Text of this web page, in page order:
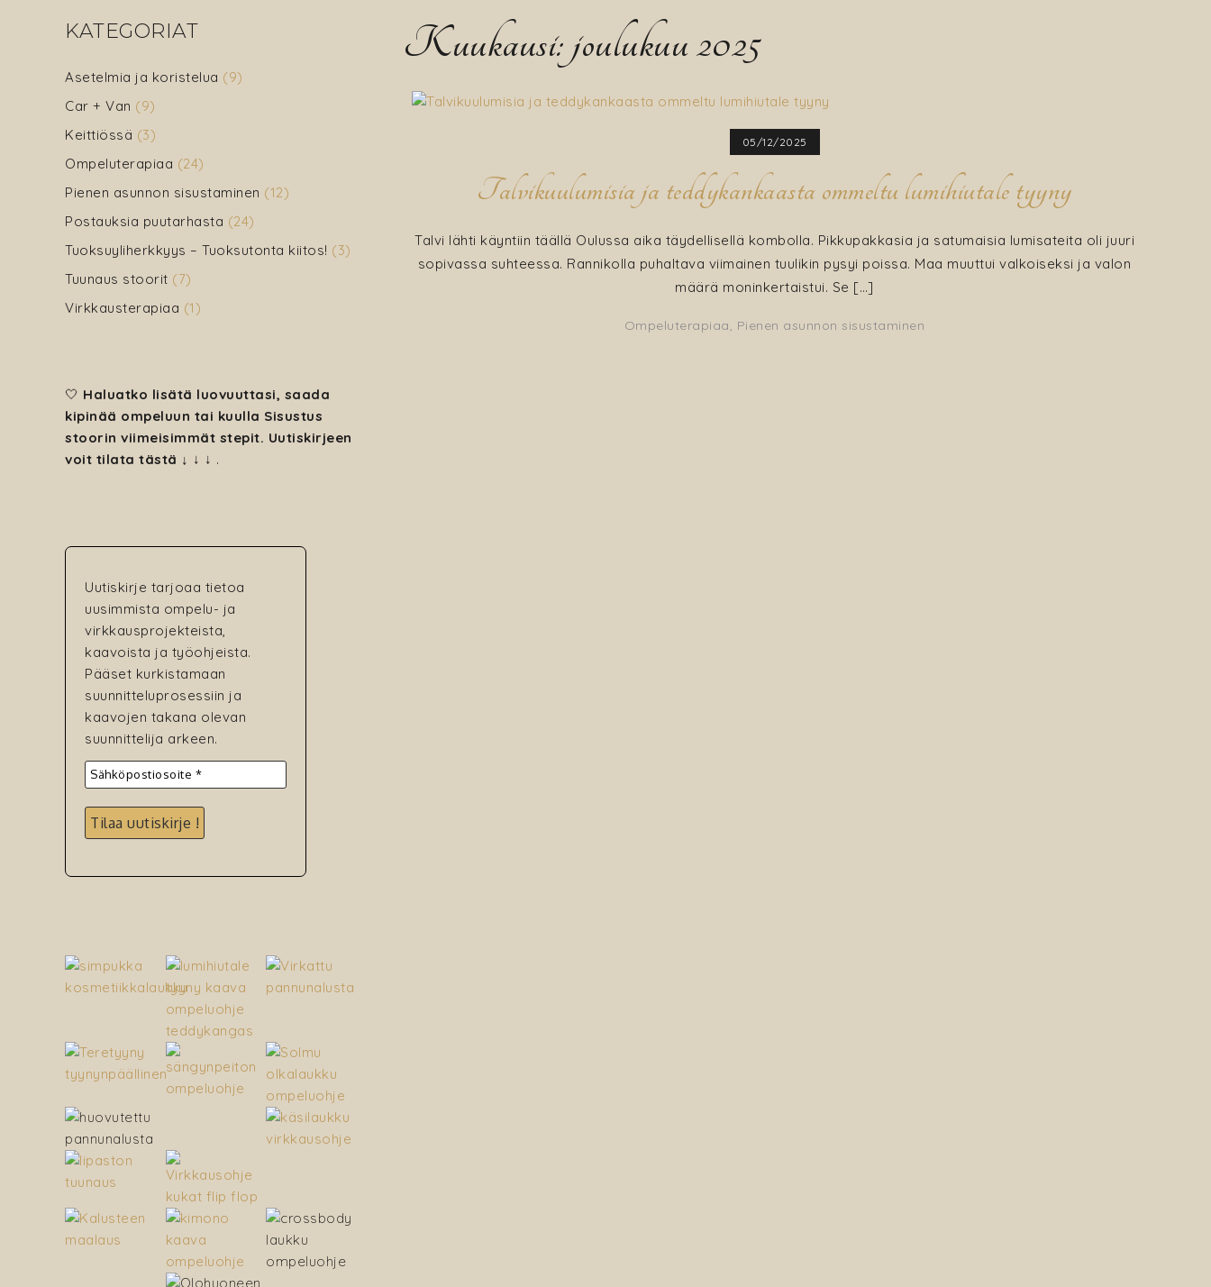
Kuukausi:joulukuu 2025
05/12/2025
Talvikuulumisia ja teddykankaasta ommeltu lumihiutale tyyny
Talvi lähti käyntiin täällä Oulussa aika täydellisellä kombolla. Pikkupakkasia ja satumaisia lumisateita oli juuri
sopivassa suhteessa. Rannikolla puhaltava viimainen tuulikin pysyi poissa. Maa muuttui valkoiseksi ja valon
määrä moninkertaistui. Se […]
Ompeluterapiaa, Pienen asunnon sisustaminen
KATEGORIAT
Asetelmia ja koristelua (9)
Car + Van (9)
Keittiössä (3)
Ompeluterapiaa (24)
Pienen asunnon sisustaminen (12)
Postauksia puutarhasta (24)
Tuoksuyliherkkyys – Tuoksutonta kiitos! (3)
Tuunaus stoorit (7)
Virkkausterapiaa (1)
🤍 Haluatko lisätä luovuuttasi, saada
kipinää ompeluun tai kuulla Sisustus
stoorin viimeisimmät stepit. Uutiskirjeen
voit tilata tästä ↓ ↓ ↓ .
Uutiskirje tarjoaa tietoa
uusimmista ompelu- ja
virkkausprojekteista,
kaavoista ja työohjeista.
Pääset kurkistamaan
suunnitteluprosessiin ja
kaavojen takana olevan
suunnittelija arkeen.